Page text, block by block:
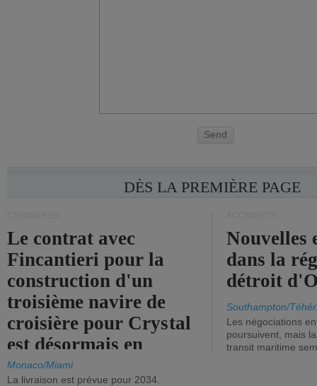
Send
DÈS LA PREMIÈRE PAGE
Le contrat avec
Fincantieri pour la
construction d'un
troisième navire de
croisière pour Crystal
est désormais en
vigueur.
Monaco/Miami
La livraison est prévue pour 2034.
Nouvelles
dans la
détroit
Southampton/
Les négociations
poursuivent, mais
transit maritime